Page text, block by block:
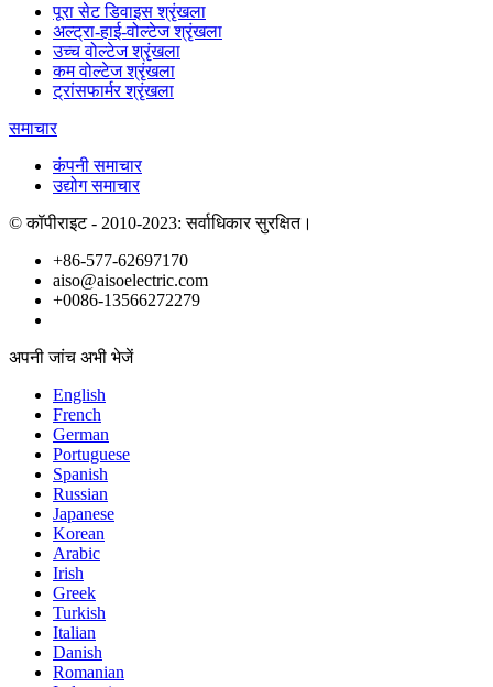
पूरा सेट डिवाइस श्रृंखला
अल्ट्रा-हाई-वोल्टेज श्रृंखला
उच्च वोल्टेज श्रृंखला
कम वोल्टेज श्रृंखला
ट्रांसफार्मर श्रृंखला
समाचार
कंपनी समाचार
उद्योग समाचार
© कॉपीराइट - 2010-2023: सर्वाधिकार सुरक्षित।
+86-577-62697170
aiso@aisoelectric.com
+0086-13566272279
अपनी जांच अभी भेजें
English
French
German
Portuguese
Spanish
Russian
Japanese
Korean
Arabic
Irish
Greek
Turkish
Italian
Danish
Romanian